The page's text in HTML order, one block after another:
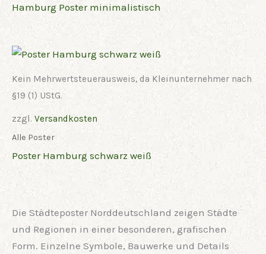
Hamburg Poster minimalistisch
Kein Mehrwertsteuerausweis, da Kleinunternehmer nach
§19 (1) UStG.
zzgl. Versandkosten
Alle Poster
Poster Hamburg schwarz weiß
Die Städteposter Norddeutschland zeigen Städte
und Regionen in einer besonderen, grafischen
Form. Einzelne Symbole, Bauwerke und Details